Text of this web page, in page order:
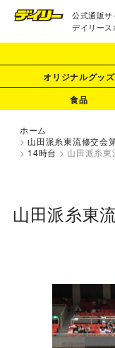
公式通販サ
デイリース
オリジナルグッズ
食品
ホーム
> 山田派糸東流修交会
> 14時台 > 山田派糸
山田派糸東